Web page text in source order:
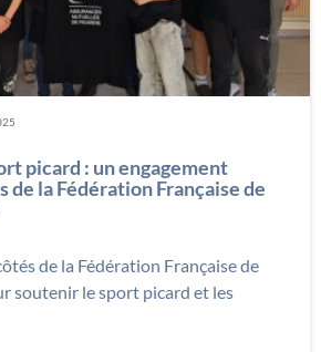
picard : un engagement
de la Fédération Française de
de la Fédération Française de
soutenir le sport picard et les